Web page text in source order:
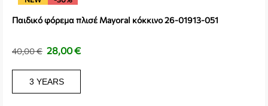
Παιδικό φόρεμα πλισέ Mayoral κόκκινο 26-01913-051
40,00€ 28,00€
3 YEARS